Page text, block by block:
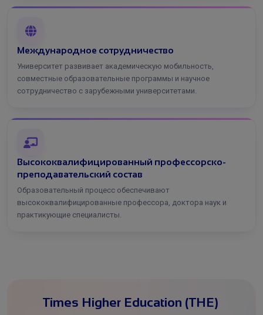
Международное сотрудничество
Университет развивает академическую мобильность,
совместные образовательные программы и научное
сотрудничество с зарубежными университетами.
Высококвалифицированный профессорско-
преподавательский состав
Образовательный процесс обеспечивают
высококвалифицированные профессора, доктора наук и
практикующие специалисты.
Times Higher Education (THE)